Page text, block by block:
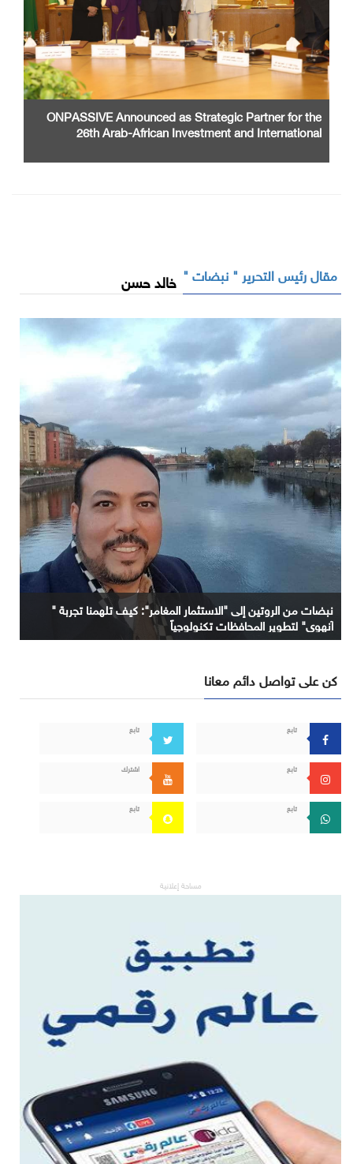
ONPASSIVE Announced as Strategic Partner for the
26th Arab-African Investment and International
مقال رئيس التحرير " نبضات " خالد حسن
نبضات من الروتين إلى "الاستثمار المغامر": كيف تلهمنا تجربة "
آنهوي" لتطوير المحافظات تكنولوجياً
كن على تواصل دائم معانا
تابع تابع
تابع اشترك
تابع تابع
مساحة إعلانية